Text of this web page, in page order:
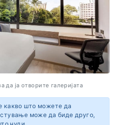
претставник од
според предвидениот
локален водич (на англиски
да ја отворите галеријата
какво што можете да
може да биде друго,